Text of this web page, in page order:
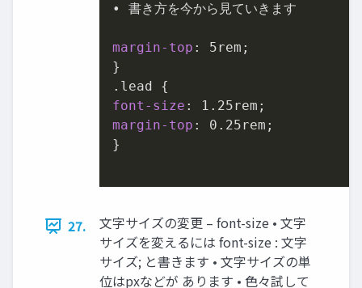
• 書き方を今から見ていきます
margin-top : 5rem ;
.lead
font-size : 1.25rem
margin-top : 0.25rem ;
}
27.
文字サイズの変更 – font-size • 文字
サイズを変えるには font-size : 文字
サイズ; と書きます • 文字サイズの単
位はpxなどが あります • 色々試して